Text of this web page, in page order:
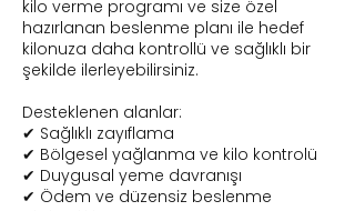
kilo verme programı ve size özel
hazırlanan beslenme planı ile hedef
kilonuza daha kontrollü ve sağlıklı bir
şekilde ilerleyebilirsiniz.
Desteklenen alanlar:
✔ Sağlıklı zayıflama
✔ Bölgesel yağlanma ve kilo kontrolü
✔ Duygusal yeme davranışı
✔ Ödem ve düzensiz beslenme